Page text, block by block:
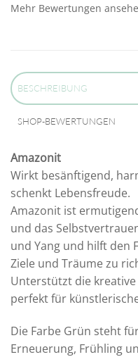
Mehr Bewertungen
BESCHREIBUNG
SHOP-BEWERTUNGEN
Amazonit
Wirkt besänftigend,
schenkt Lebensfreude.
Amazonit ist
und das
und Yang und hilft den
Ziele und Träume zu
Unterstützt die
perfekt für
Die Farbe Grün steht
Erneuerung, Frühling